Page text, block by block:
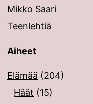
Mikko Saari
Teenlehtiä
Aiheet
Elämää (204)
Häät (15)